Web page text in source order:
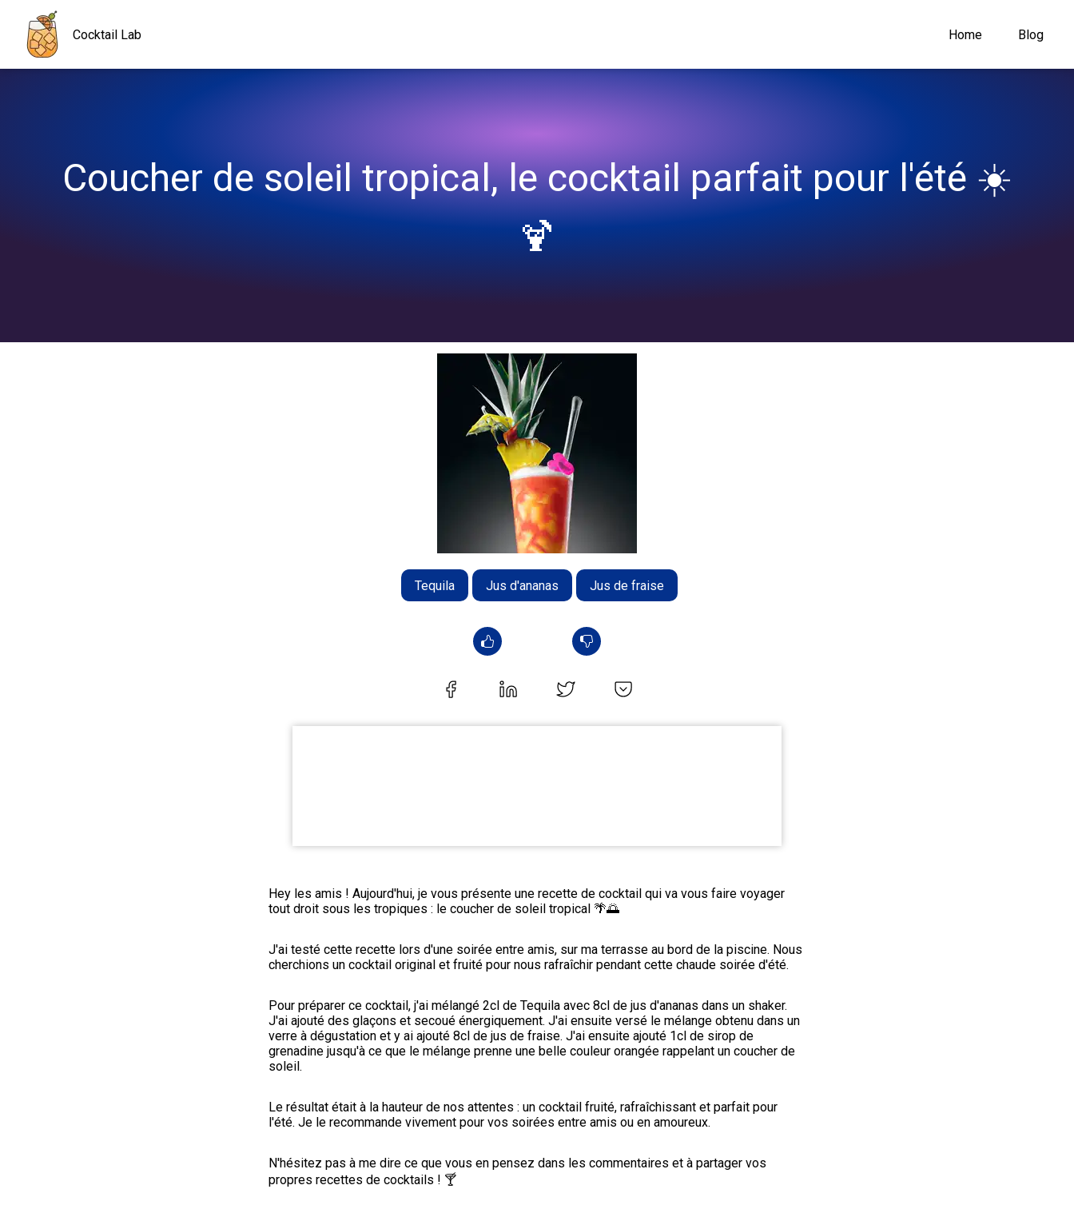
Cocktail Lab Home Blog
Coucher de soleil tropical, le cocktail parfait pour l'été ☀️
🍹
Tequila Jus d'ananas Jus de fraise
Hey les amis ! Aujourd'hui, je vous présente une recette de cocktail qui va vous faire voyager
tout droit sous les tropiques : le coucher de soleil tropical 🌴🌅
J'ai testé cette recette lors d'une soirée entre amis, sur ma terrasse au bord de la piscine. Nous
cherchions un cocktail original et fruité pour nous rafraîchir pendant cette chaude soirée d'été.
Pour préparer ce cocktail, j'ai mélangé 2cl de Tequila avec 8cl de jus d'ananas dans un shaker.
J'ai ajouté des glaçons et secoué énergiquement. J'ai ensuite versé le mélange obtenu dans un
verre à dégustation et y ai ajouté 8cl de jus de fraise. J'ai ensuite ajouté 1cl de sirop de
grenadine jusqu'à ce que le mélange prenne une belle couleur orangée rappelant un coucher de
soleil.
Le résultat était à la hauteur de nos attentes : un cocktail fruité, rafraîchissant et parfait pour
l'été. Je le recommande vivement pour vos soirées entre amis ou en amoureux.
N'hésitez pas à me dire ce que vous en pensez dans les commentaires et à partager vos
propres recettes de cocktails ! 🍸
Navigated to Coucher de soleil tropical, le cocktail parfait pour l'été ☀️🍹